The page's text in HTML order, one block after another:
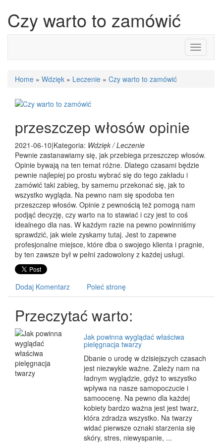
Czy warto to zamówić
Toggle
Home » Wdzięk » Leczenie » Czy warto to zamówić
przeszczep włosów opinie
2021-06-10|Kategoria: Wdzięk / Leczenie
Pewnie zastanawiamy się, jak przebiega przeszczep włosów.
Opinie bywają na ten temat różne. Dlatego czasami będzie
pewnie najlepiej po prostu wybrać się do tego zakładu i
zamówić taki zabieg, by samemu przekonać się, jak to
wszystko wygląda. Na pewno nam się spodoba ten
przeszczep włosów. Opinie z pewnością też pomogą nam
podjąć decyzję, czy warto na to stawiać i czy jest to coś
idealnego dla nas. W każdym razie na pewno powinniśmy
sprawdzić, jak wiele zyskamy tutaj. Jest to zapewne
profesjonalne miejsce, które dba o swojego klienta i pragnie,
by ten zawsze był w pełni zadowolony z każdej usługi.
Dodaj Komentarz Poleć stronę
Przeczytać warto:
Jak powinna wyglądać właściwa
pielęgnacja twarzy
Dbanie o urodę w dzisiejszych czasach
jest niezwykle ważne. Zależy nam na
ładnym wyglądzie, gdyż to wszystko
wpływa na nasze samopoczucie i
samoocenę. Na pewno dla każdej
kobiety bardzo ważna jest jest twarz,
która zdradza wszystko. Na twarzy
widać pierwsze oznaki starzenia się
skóry, stres, niewyspanie, ...